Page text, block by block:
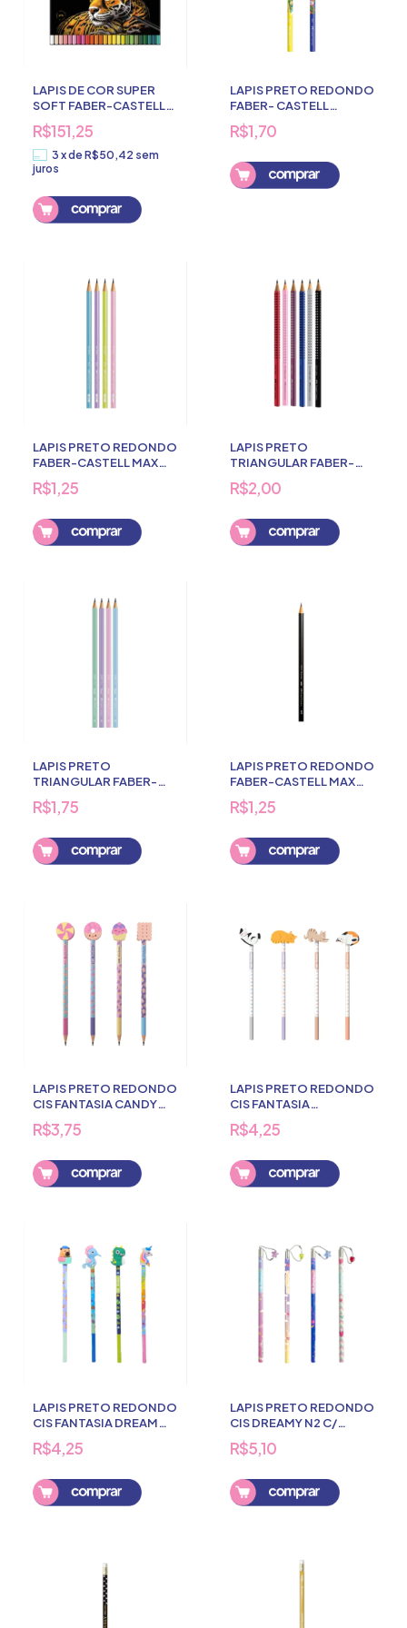
LAPIS DE COR SUPER
SOFT FABER-CASTELL
50 CORES
R$151,25
3 xdeR$50,42 sem
juros
LAPIS PRETO REDONDO
FABER- CASTELL
GLIMMER BOTANIC
R$1,70
Comprar
LAPIS PRETO REDONDO
FABER-CASTELL MAX
COLORIDO 2HB
R$1,25
Comprar
LAPIS PRETO
TRIANGULAR FABER-
CASTELL GRIP N2B
R$2,00
Comprar
LAPIS PRETO
TRIANGULAR FABER-
CASTELL MAX PASTEL
N2
R$1,75
Comprar
LAPIS PRETO REDONDO
FABER-CASTELL MAX
2HB S/BORRACHA
R$1,25
LAPIS PRETO REDONDO
CIS FANTASIA CANDY
C/BORRACHA
R$3,75
Comprar
LAPIS PRETO REDONDO
CIS FANTASIA
GATINHOS
C/BORRACHA
R$4,25
Comprar
LAPIS PRETO REDONDO
CIS FANTASIA DREAM
C/BORRACHA
R$4,25
Comprar
LAPIS PRETO REDONDO
CIS DREAMY N2 C/
PINGENTE
R$5,10
Comprar